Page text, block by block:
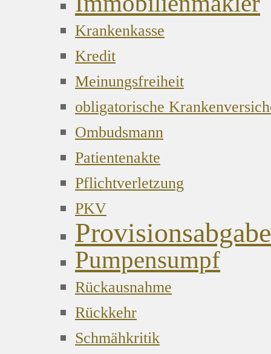
Krankenkasse
Kredit
Meinungsfreiheit
obligatorische
Ombudsmann
Patientenakte
Pflichtverletzung
PKV
Pumpensumpf
Rückausnahme
Rückkehr
Schmähkritik